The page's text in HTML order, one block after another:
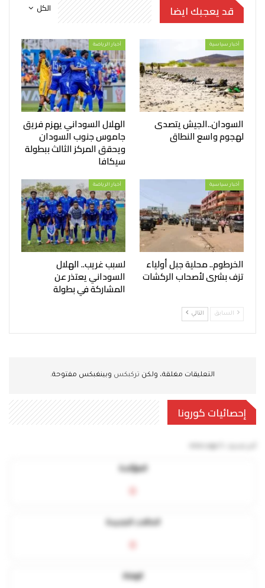
الكل قد يعجبك ايضا
أخبار سياسية
السودان..الجيش يتصدى
لهجوم واسع النطاق
أخبار الرياضة
الهلال السوداني يهزم فريق
جاموس جنوب السودان
ويحقق المركز الثالث ببطولة
سيكافا
أخبار سياسية
الخرطوم.. محلية جبل أولياء
تزف بشرى لأصحاب الركشات
أخبار الرياضة
لسبب غريب.. الهلال
السوداني يعتذر عن
المشاركة في بطولة
السابق التالي
التعليقات مغلقة، ولكن تركبكس وبينغبكس مفتوحة.
إحصائيات كورونا